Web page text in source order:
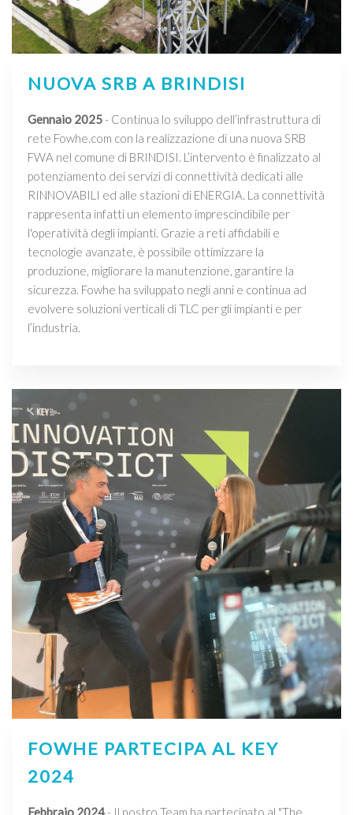
NUOVA SRB A BRINDISI
Gennaio 2025- Continua lo sviluppo dell’infrastruttura di
rete Fowhe.com con la realizzazione di una nuova SRB
FWA nel comune di BRINDISI. L’intervento è finalizzato al
potenziamento dei servizi di connettività dedicati alle
RINNOVABILI ed alle stazioni di ENERGIA. La connettività
rappresenta infatti un elemento imprescindibile per
l'operatività degli impianti. Grazie a reti affidabili e
tecnologie avanzate, è possibile ottimizzare la
produzione, migliorare la manutenzione, garantire la
sicurezza. Fowhe ha sviluppato negli anni e continua ad
evolvere soluzioni verticali di TLC per gli impianti e per
l’industria.
FOWHE PARTECIPA AL KEY
2024
Febbraio 2024- Il nostro Team ha partecipato al "The